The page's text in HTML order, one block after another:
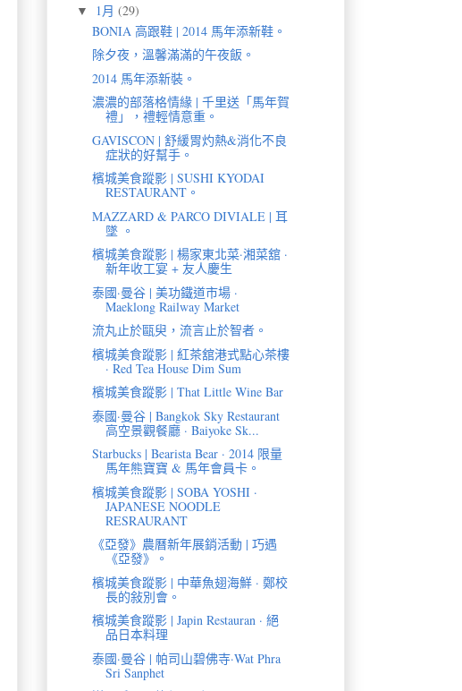
▼ 1月 (29)
BONIA 高跟鞋 | 2014 馬年添新鞋。
除夕夜，溫馨滿滿的午夜飯。
2014 馬年添新裝。
濃濃的部落格情緣 | 千里送「馬年賀
禮」，禮輕情意重。
GAVISCON | 舒緩胃灼熱&消化不良
症狀的好幫手。
檳城美食蹤影 | SUSHI KYODAI
RESTAURANT。
MAZZARD & PARCO DIVIALE | 耳
墜 。
檳城美食蹤影 | 楊家東北菜·湘菜舘 ·
新年收工宴 + 友人慶生
泰國·曼谷 | 美功鐵道市場 ·
Maeklong Railway Market
流丸止於甌臾，流言止於智者。
檳城美食蹤影 | 紅茶舘港式點心茶樓
· Red Tea House Dim Sum
檳城美食蹤影 | That Little Wine Bar
泰國·曼谷 | Bangkok Sky Restaurant
高空景觀餐廳 · Baiyoke Sk...
Starbucks | Bearista Bear · 2014 限量
馬年熊寶寶 & 馬年會員卡。
檳城美食蹤影 | SOBA YOSHI ·
JAPANESE NOODLE
RESRAURANT
《亞發》農曆新年展銷活動 | 巧遇
《亞發》。
檳城美食蹤影 | 中華魚翅海鮮 · 鄭校
長的敍別會。
檳城美食蹤影 | Japin Restauran · 絕
品日本料理
泰國·曼谷 | 帕司山碧佛寺·Wat Phra
Sri Sanphet